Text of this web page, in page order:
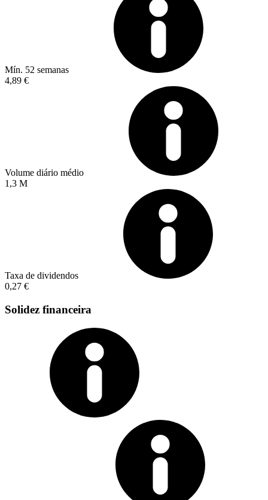
Mín. 52 semanas
4,89 €
Volume diário médio
1,3 M
Taxa de dividendos
0,27 €
Solidez financeira